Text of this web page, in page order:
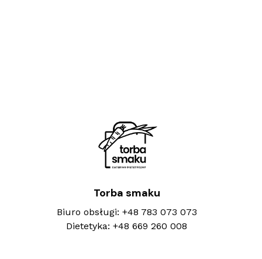
Torba smaku
Biuro obsługi: +48 783 073 073
Dietetyka: +48 669 260 008